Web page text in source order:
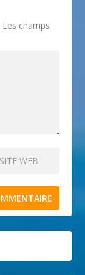
Les champs